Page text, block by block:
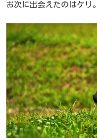
お次に出会えたのはケリ。